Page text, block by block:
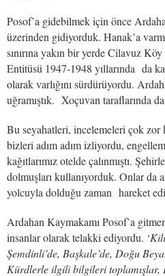
Posof’a gidebilmek için önce
üzerinden gidiyorduk. Hanak’a
sınırına yakın bir yerde Cilavuz
Entitüsü 1947-1948 yıllarında da
olarak varlığını sürdürüyordu.
uğramıştık. Xoçuvan taraflarında da
Bu seyahatleri, incelemeleri çok
bizleri adım adım izliyordu,
kağıtlarımız otelde çalınmıştı.
dolmuşları kullanıyorduk. Onlar da
yolcuyla dolduğu zaman hareket
Ardahan Kaymakamı Posof’a
insanlar olarak telakki ediyordu. ‘
Şemdinli’de, Başkale’de, Doğu
Kürdlerle ilgili bilgileri toplamışlar,